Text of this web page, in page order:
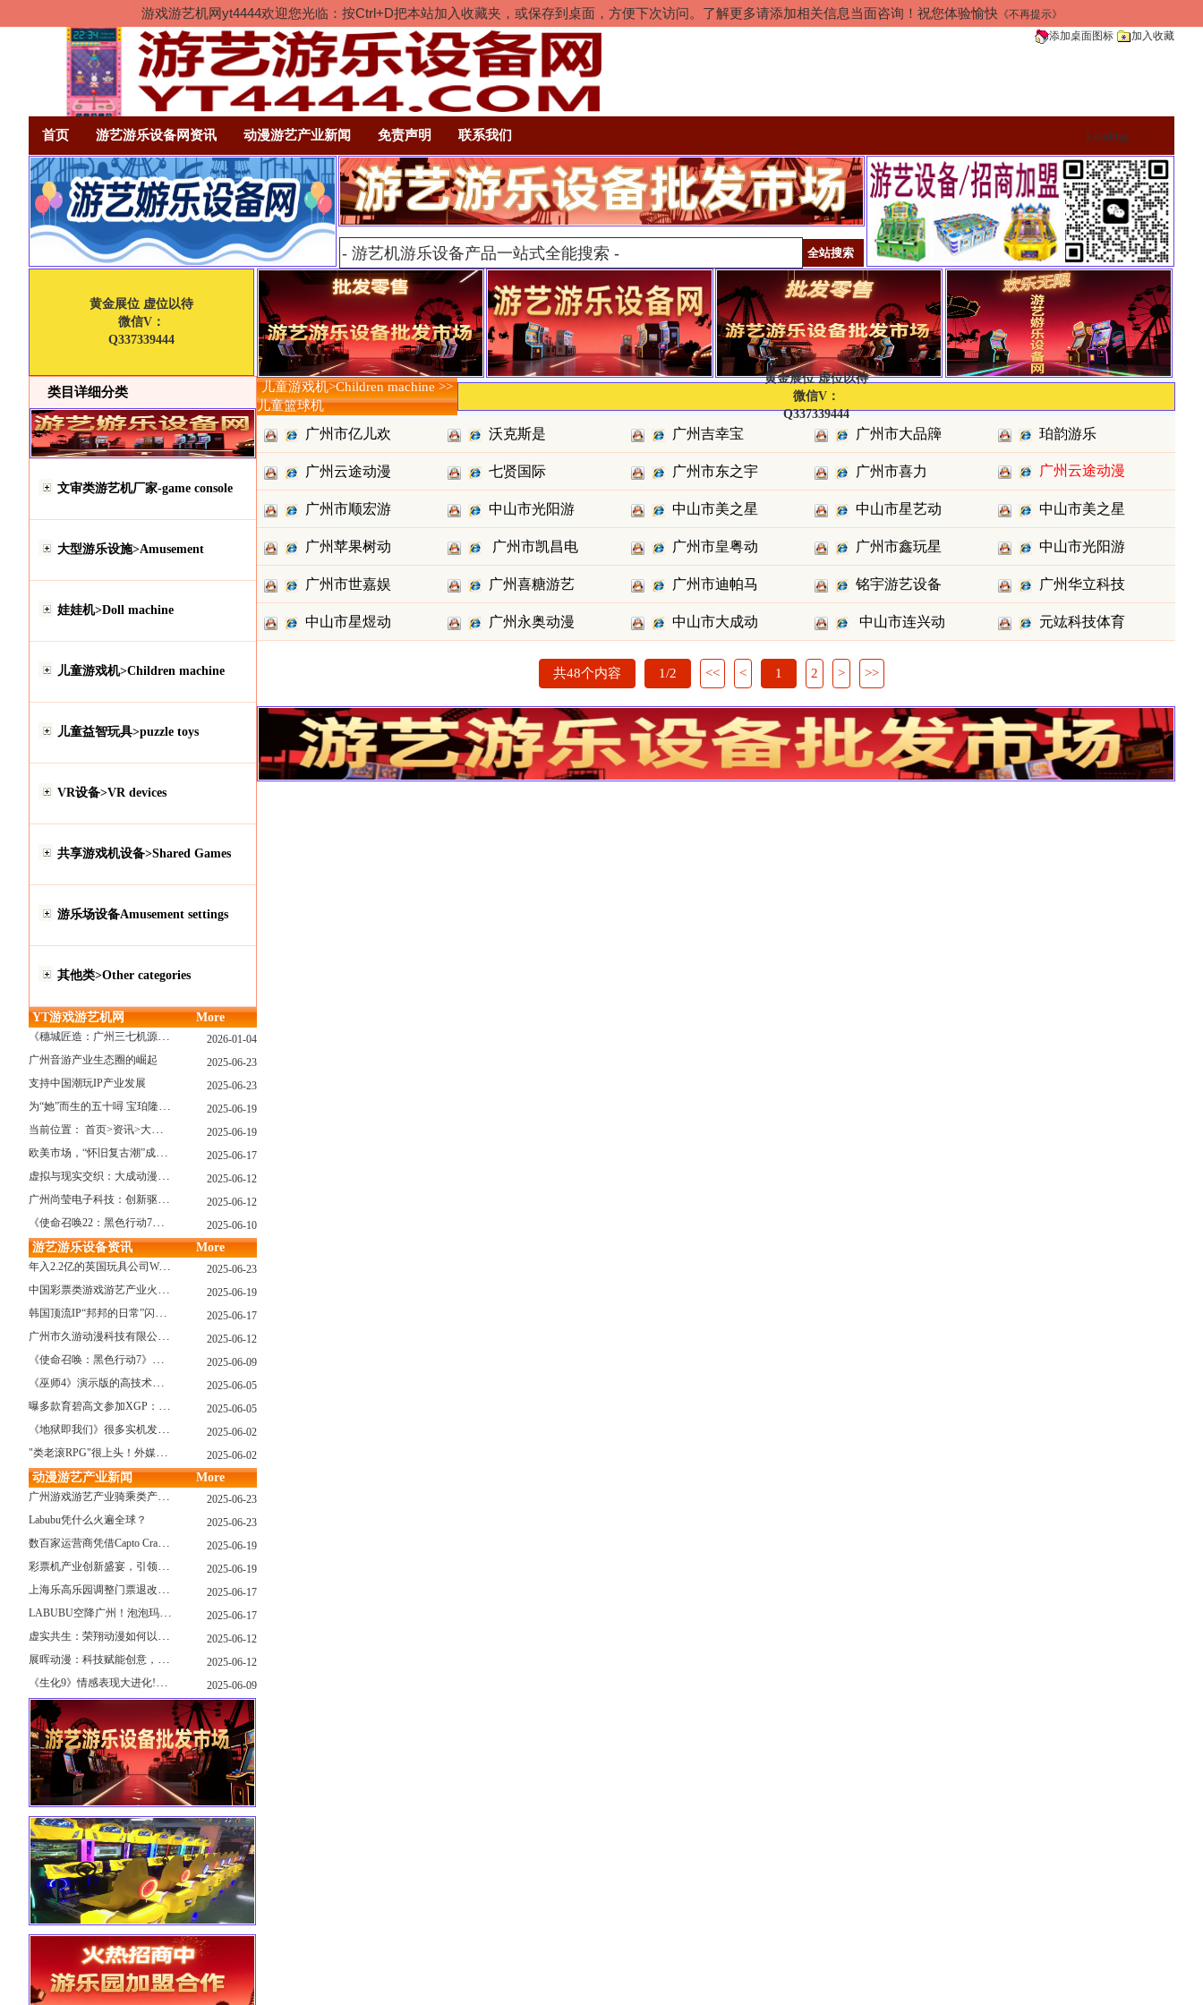
游戏游艺机网yt4444欢迎您光临：按Ctrl+D把本站加入收藏夹，或保存到桌面，方便下次访问。了解更多请添加相关信息当面咨询！祝您体验愉快《不再提示》
添加桌面图标
加入收藏
首页 游艺游乐设备网资讯 动漫游艺产业新闻 免责声明 联系我们 Loading...
黄金展位 虚位以待
微信V：
Q337339444
类目详细分类
文审类游艺机厂家-game console
大型游乐设施>Amusement
娃娃机>Doll machine
儿童游戏机>Children machine
儿童益智玩具>puzzle toys
VR设备>VR devices
共享游戏机设备>Shared Games
游乐场设备Amusement settings
其他类>Other categories
YT游戏游艺机网
More
《穗城匠造：广州三七机源头的工厂店密码》
2026-01-04
广州音游产业生态圈的崛起
2025-06-23
支持中国潮玩IP产业发展
2025-06-23
为“她”而生的五十噚 宝珀隆重推出全新五十噚女士潜水腕表 2025-06-19
当前位置： 首页>资讯>大型游戏展览和新游戏厅6月大温揭幕 大型游戏展览和新游戏厅6月大温揭幕 2025-06-19
欧美市场，“怀旧复古潮”成今年爆火！ 2025-06-17
虚拟与现实交织：大成动漫如何用"数字工匠精神"重塑游艺产业价值生态 2025-06-12
广州尚莹电子科技：创新驱动，引领游艺产业智能化新浪潮 2025-06-12
《使命召唤22：黑色行动7》战役模式传闻引不满:玩家将扮演无名士兵 2025-06-10
游艺游乐设备资讯
More
年入2.2亿的英国玩具公司Wow! Stuff被收购！
2025-06-23
中国彩票类游戏游艺产业火红现状深度分析 2025-06-19
韩国顶流IP“邦邦的日常”闪现深圳 2025-06-17
广州市久游动漫科技有限公司：创新驱动，引领游艺产业新浪潮 2025-06-12
《使命召唤：黑色行动7》问题多多：或将重蹈覆辙 2025-06-09
《巫师4》演示版的高技术力能在PS5上复现吗？数毛社以为很有或许！ 2025-06-05
曝多款育碧高文参加XGP：《星球大战：亡命之徒》、《阿凡达：潘多拉边境》、《刺客信条：影》等 2025-06-05
《地狱即我们》很多实机发布！虚幻5的地狱级画质！ 2025-06-02
"类老滚RPG"很上头！外媒盛赞新作《污痕圣杯》 2025-06-02
动漫游艺产业新闻
More
广州游戏游艺产业骑乘类产品的创新革命与沉浸式体验升级
2025-06-23
Labubu凭什么火遍全球？
2025-06-23
数百家运营商凭借Capto Crane娃娃机赢得玩家青睐——您呢？ 2025-06-19
彩票机产业创新盛宴，引领数字娱乐新潮流 2025-06-19
上海乐高乐园调整门票退改政策，多项“全球首发”引关注 2025-06-17
LABUBU空降广州！泡泡玛特快闪店限时开启 2025-06-17
虚实共生：荣翔动漫如何以"科技+文化"双轮驱动重塑游艺产业新生态 2025-06-12
展晖动漫：科技赋能创意，打造沉浸式游艺新体验 2025-06-12
《生化9》情感表现大进化!眼神、颤抖细节拉满！ 2025-06-09
儿童游戏机>Children machine >>
儿童篮球机
黄金展位 虚位以待
微信V：
Q337339444
广州市亿儿欢
动漫科技
沃克斯是 广州吉幸宝
（吉星乐园
广州市大品簰
科技有限
珀韵游乐
广州云途动漫
科技有限
七贤国际 广州市东之宇
动漫科技
广州市喜力
（双嘉）动
广州云途动漫
科技有限
广州市顺宏游
乐设备有
中山市光阳游
乐科技股
中山市美之星
游乐设备
中山市星艺动
漫科技有
中山市美之星
游乐设备
广州苹果树动
漫科技有
广州市凯昌电
子有限
广州市皇粤动
漫科技有
广州市鑫玩星
（鑫兴亚
中山市光阳游
乐科技股
广州市世嘉娱
乐设备有
广州喜糖游艺
设备有限
广州市迪帕马
动漫科技
铭宇游艺设备 广州华立科技
股份有限
中山市星煜动 广州永奥动漫 中山市大成动
漫科技有
中山市连兴动
漫科技
元竑科技体育
共48个内容 1/2 << < 1 2 > >>